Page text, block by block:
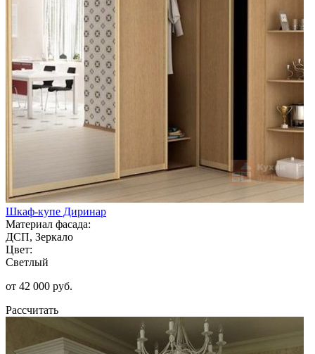
Шкаф-купе Диринар
Материал фасада:
ДСП, Зеркало
Цвет:
Светлый
от 42 000 руб.
Рассчитать